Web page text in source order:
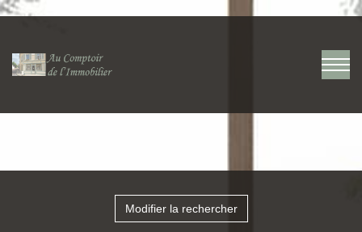
Modifier la rechercher